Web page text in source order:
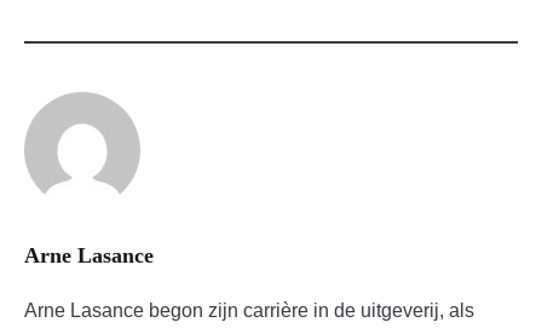
Arne Lasance
Arne Lasance begon zijn carrière in de uitgeverij, als